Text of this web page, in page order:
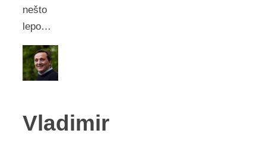
nešto
lepo…
Vladimir